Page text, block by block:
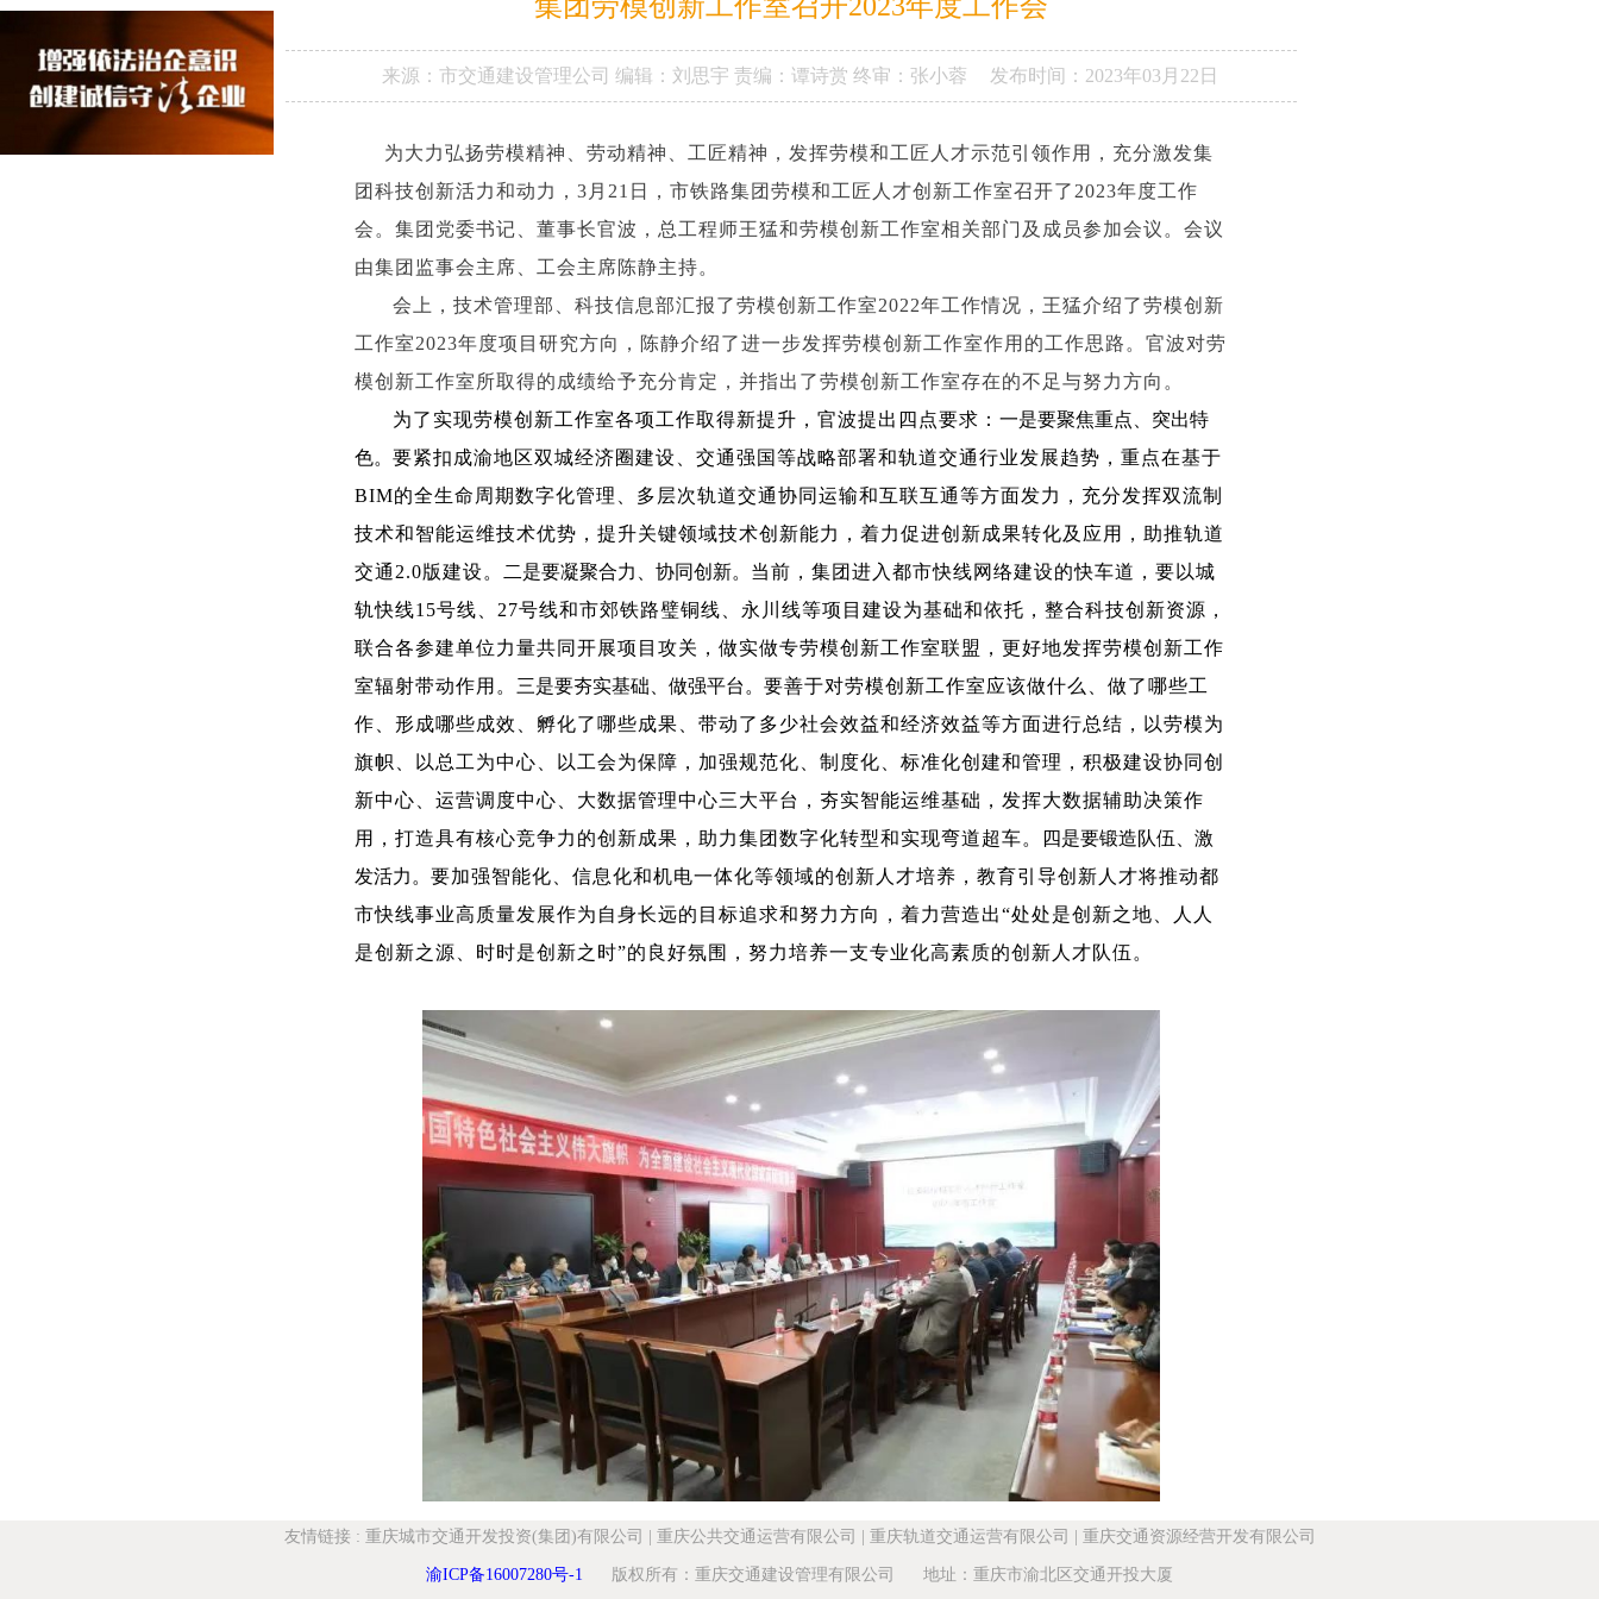
来源： 市交通建设管理公司 编辑：刘思宇 责编：谭诗赏 终审：张小蓉 发布时间： 2023年03月22日
团科技创新活力和动力，3月21日，市铁路集团劳模和工匠人才创新工作室召开了2023年度工作
会。集团党委书记、董事长官波，总工程师王猛和劳模创新工作室相关部门及成员参加会议。会议
由集团监事会主席、工会主席陈静主持。
会上，技术管理部、科技信息部汇报了劳模创新工作室2022年工作情况，王猛介绍了劳模创新
工作室2023年度项目研究方向，陈静介绍了进一步发挥劳模创新工作室作用的工作思路。官波对劳
模创新工作室所取得的成绩给予充分肯定，并指出了劳模创新工作室存在的不足与努力方向。
为了实现劳模创新工作室各项工作取得新提升，官波提出四点要求： 一是要聚焦重点、突出特
色。 要紧扣成渝地区双城经济圈建设、交通强国等战略部署和轨道交通行业发展趋势，重点在基于
BIM的全生命周期数字化管理、多层次轨道交通协同运输和互联互通等方面发力，充分发挥双流制
技术和智能运维技术优势，提升关键领域技术创新能力，着力促进创新成果转化及应用，助推轨道
交通2.0版建设。
二是要凝聚合力、协同创新。 当前，集团进入都市快线网络建设的快车道，要以城
轨快线15号线、27号线和市郊铁路璧铜线、永川线等项目建设为基础和依托，整合科技创新资源，
联合各参建单位力量共同开展项目攻关，做实做专劳模创新工作室联盟，更好地发挥劳模创新工作
室辐射带动作用。 三是要夯实基础、做强平台。 要善于对劳模创新工作室应该做什么、做了哪些工
作、形成哪些成效、孵化了哪些成果、带动了多少社会效益和经济效益等方面进行总结，以劳模为
旗帜、以总工为中心、以工会为保障，加强规范化、制度化、标准化创建和管理，积极建设协同创
新中心、运营调度中心、大数据管理中心三大平台，夯实智能运维基础，发挥大数据辅助决策作
用，打造具有核心竞争力的创新成果，助力集团数字化转型和实现弯道超车。
四是要锻造队伍、激
发活力。 要加强智能化、信息化和机电一体化等领域的创新人才培养，教育引导创新人才将推动都
市快线事业高质量发展作为自身长远的目标追求和努力方向，着力营造出“处处是创新之地、人人
是创新之源、时时是创新之时”的良好氛围，努力培养一支专业化高素质的创新人才队伍。
友情链接 : 重庆城市交通开发投资(集团)有限公司 重庆公共交通运营有限公司 重庆轨道交通运营有限公司 重庆交通资源经营开发有限公司
渝ICP备16007280号-1 版权所有：重庆交通建设管理有限公司 地址：重庆市渝北区交通开投大厦